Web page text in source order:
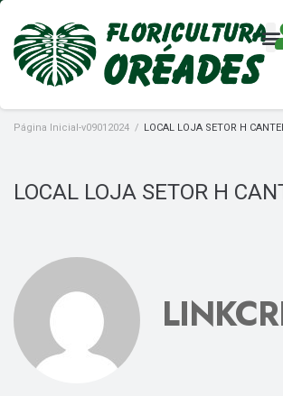
Página Inicial-v09012024 / LOCAL LOJA SETOR H
LOCAL LOJA SETOR H